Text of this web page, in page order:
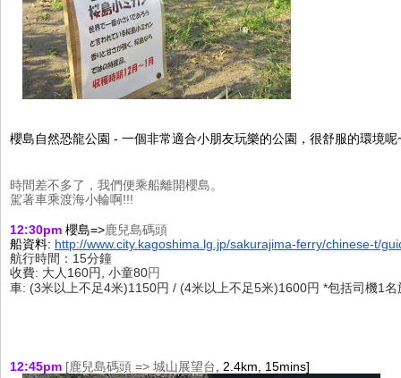
櫻島自然恐龍公園 - 一個非常適合小朋友玩樂的公園，很舒服的環境呢
時間差不多了，我們便乘船離開櫻島。
駕著車乘渡海小輪啊!!!
12:30pm 櫻島=>鹿兒島碼頭
船資料: http://www.city.kagoshima.lg.jp/sakurajima-ferry/chinese-t/
航行時間：15分鐘
收費: 大人160円, 小童80円
車: (3米以上不足4米)1150円 / (4米以上不足5米)1600円 *包括司機1名
12:45pm [鹿兒島碼頭 => 城山展望台 2.4km, 15mins]